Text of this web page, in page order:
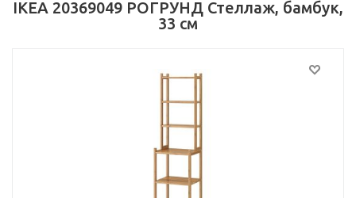
IKEA 20369049 РОГРУНД Стеллаж, бамбук,
33 см